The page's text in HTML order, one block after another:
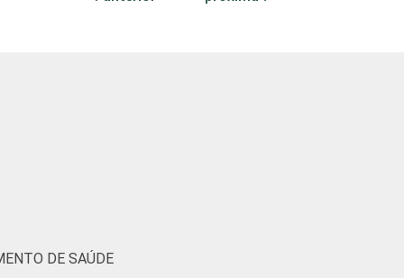
dos dados clínicos sobre o paciente.
DE SAÚDE